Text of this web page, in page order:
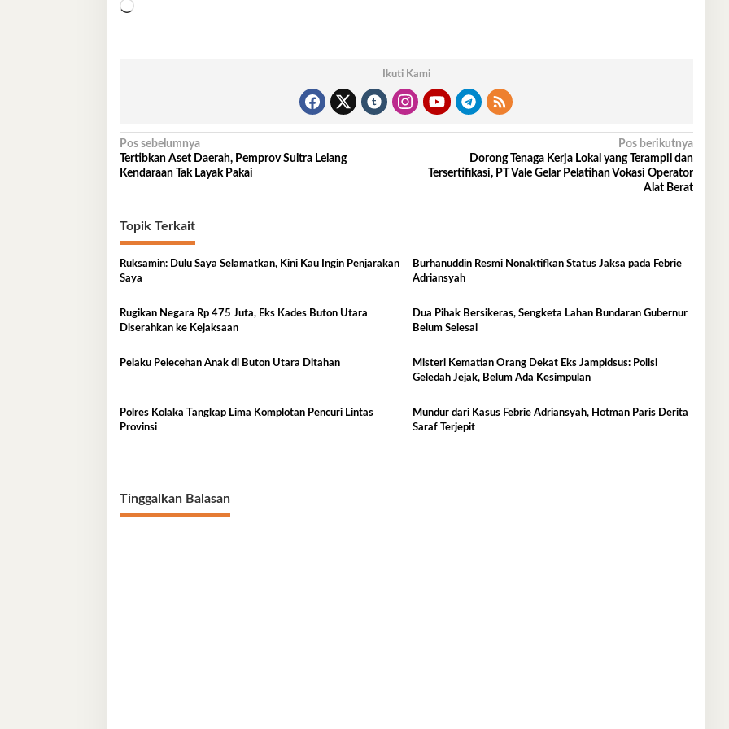
Memuat...
Ikuti Kami
Navigasi
pos
Pos sebelumnya
Tertibkan Aset Daerah, Pemprov Sultra Lelang
Kendaraan Tak Layak Pakai
Pos berikutnya
Dorong Tenaga Kerja Lokal yang Terampil dan
Tersertifikasi, PT Vale Gelar Pelatihan Vokasi Operator
Alat Berat
Topik Terkait
Ruksamin: Dulu Saya Selamatkan, Kini Kau Ingin Penjarakan
Saya
Burhanuddin Resmi Nonaktifkan Status Jaksa pada Febrie
Adriansyah
Rugikan Negara Rp 475 Juta, Eks Kades Buton Utara
Diserahkan ke Kejaksaan
Dua Pihak Bersikeras, Sengketa Lahan Bundaran Gubernur
Belum Selesai
Pelaku Pelecehan Anak di Buton Utara Ditahan
Misteri Kematian Orang Dekat Eks Jampidsus: Polisi
Geledah Jejak, Belum Ada Kesimpulan
Polres Kolaka Tangkap Lima Komplotan Pencuri Lintas
Provinsi
Mundur dari Kasus Febrie Adriansyah, Hotman Paris Derita
Saraf Terjepit
Tinggalkan Balasan